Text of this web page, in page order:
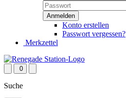
Konto erstellen
Passwort vergessen?
Merkzettel
0
Suche